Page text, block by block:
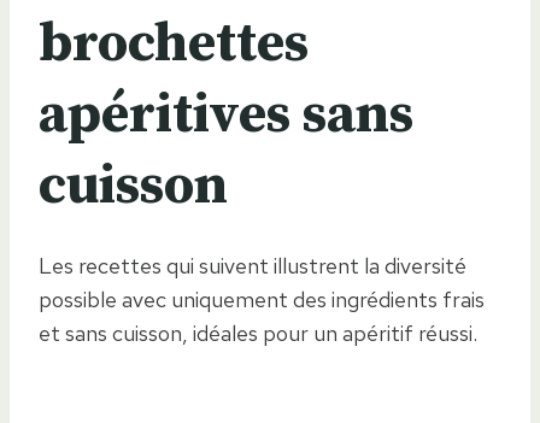
brochettes
apéritives sans
cuisson
Les recettes qui suivent illustrent la diversité
possible avec uniquement des ingrédients frais
et sans cuisson, idéales pour un apéritif réussi.